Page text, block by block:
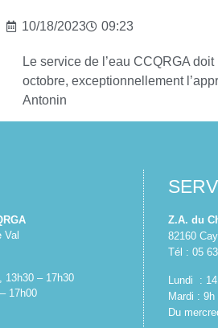
10/18/2023 09:23
Le service de l’eau CCQRGA
octobre, exceptionnellement
Antonin
Val
13h30 – 17h30
17h00
Z.A. du
82160
Tél : 05
Lundi :
Mardi :
Du